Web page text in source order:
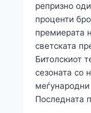
репризно
проценти
премиерата
светската
Битолскиот
сезоната со
Последната